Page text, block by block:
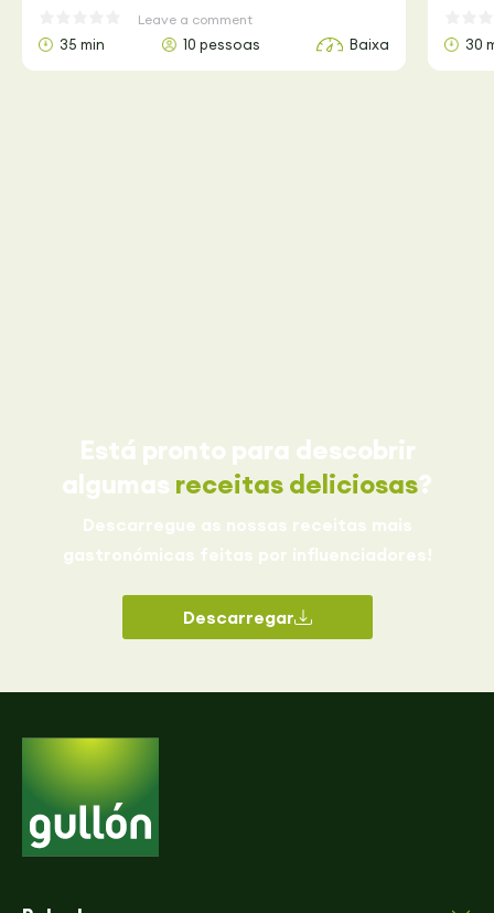
Leave a comment
35 min 10 pessoas Baixa 30
Está pronto para descobrir
algumas receitas deliciosas?
Descarregue as nossas receitas mais
gastronómicas feitas por influenciadores!
Descarregar